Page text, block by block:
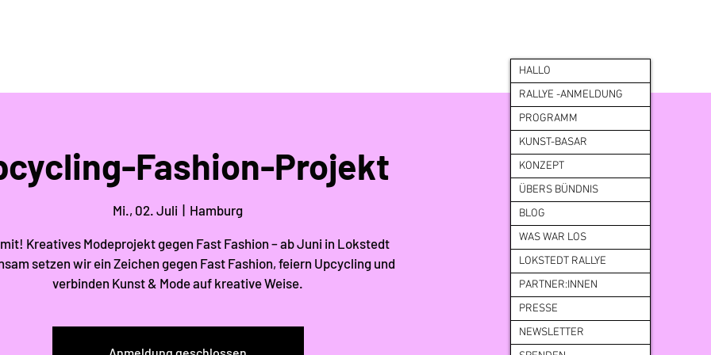
HALLO
RALLYE -ANMELDUNG
PROGRAMM
KUNST-BASAR
KONZEPT
ÜBERS BÜNDNIS
BLOG
WAS WAR LOS
LOKSTEDT RALLYE
PARTNER:INNEN
PRESSE
NEWSLETTER
Fashion-Projekt
Mi., 02. Juli Hamburg
Kreatives Modeprojekt gegen Fast Fashion – ab Juni in Lokstedt
setzen wir ein Zeichen gegen Fast Fashion, feiern Upcycling und
verbinden Kunst & Mode auf kreative Weise.